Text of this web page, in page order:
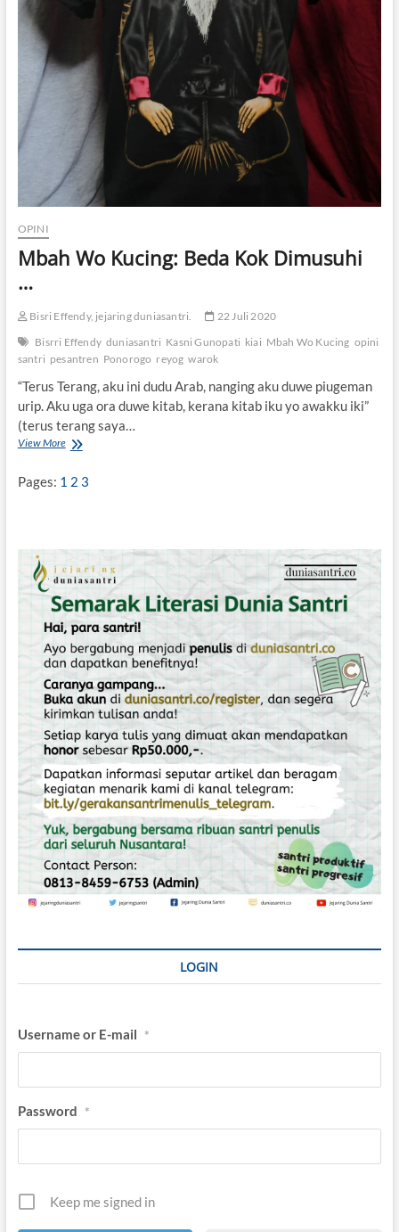
OPINI
Mbah Wo Kucing: Beda Kok Dimusuhi
…
Bisri Effendy, jejaring duniasantri.
22 Juli 2020
Bisrri Effendy duniasantri Kasni Gunopati kiai Mbah Wo Kucing opini
santri pesantren Ponorogo reyog warok
“Terus Terang, aku ini dudu Arab, nanging aku duwe piugeman
urip. Aku uga ora duwe kitab, kerana kitab iku yo awakku iki”
(terus terang saya…
View MoreM
h
c
i
n
g
:
B
e
d
a
K
o
k
D
i
m
u
u
h
i
…
Pages: 1 2 3
LOGIN
Username or E-mail *
Password *
Keep me signed in